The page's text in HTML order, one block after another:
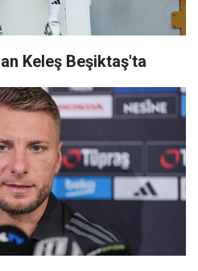
Keleş Beşiktaş'ta